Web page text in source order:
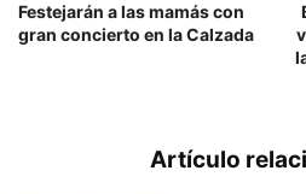
Festejarán a las mamás con
gran concierto en la Calzada
Artículo